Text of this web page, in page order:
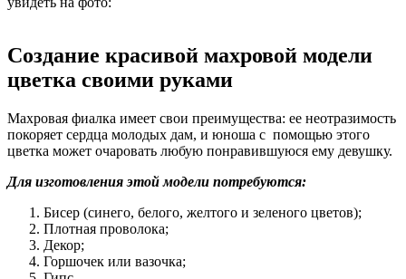
Создание красивой махровой модели
цветка своими руками
Махровая фиалка имеет свои преимущества: ее неотразимость
покоряет сердца молодых дам, и юноша с помощью этого
цветка может очаровать любую понравившуюся ему девушку.
Для изготовления этой модели потребуются:
Бисер (синего, белого, желтого и зеленого цветов);
Плотная проволока;
Декор;
Горшочек или вазочка;